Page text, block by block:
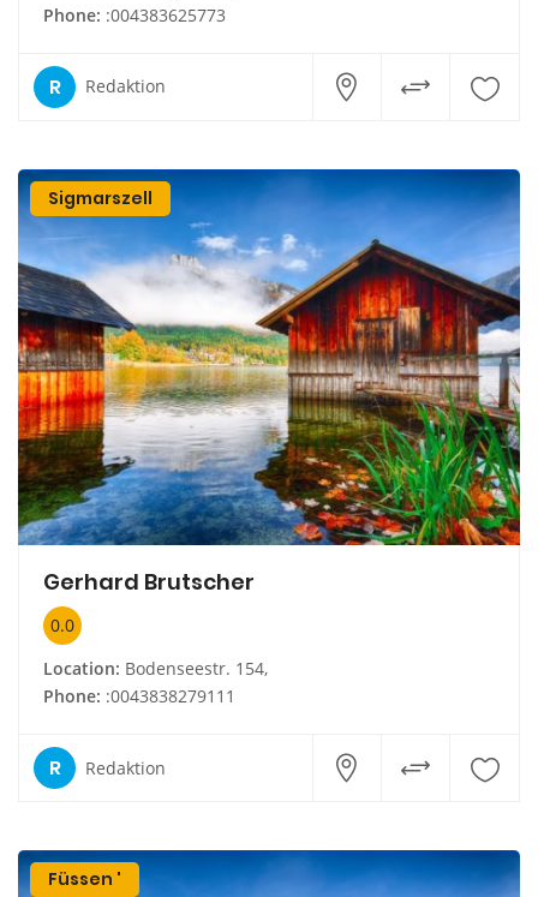
Phone: :004383625773
R Redaktion
Sigmarszell
Gerhard Brutscher
0.0
Location: Bodenseestr. 154,
Phone: :0043838279111
R Redaktion
Füssen '